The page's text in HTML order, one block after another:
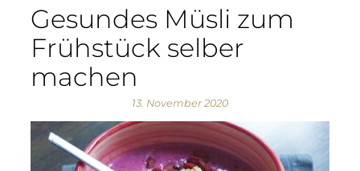
Gesundes Müsli zum
Frühstück selber
machen
13. November 2020